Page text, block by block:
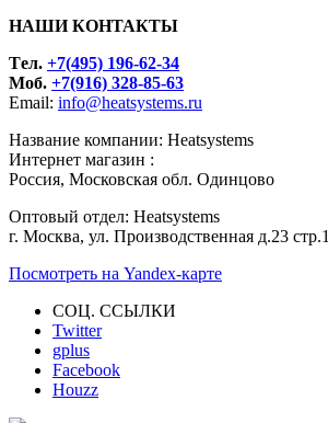
НАШИ КОНТАКТЫ
Tел. +7(495) 196-62-34
Моб. +7(916) 328-85-63
Email: info@heatsystems.ru
Название компании: Heatsystems
Интернет магазин :
Россия, Московская обл. Одинцово
Оптовый отдел: Heatsystems
г. Москва, ул. Производственная д.23 стр.1
Посмотреть на Yandex-карте
СОЦ. ССЫЛКИ
Twitter
gplus
Facebook
Houzz